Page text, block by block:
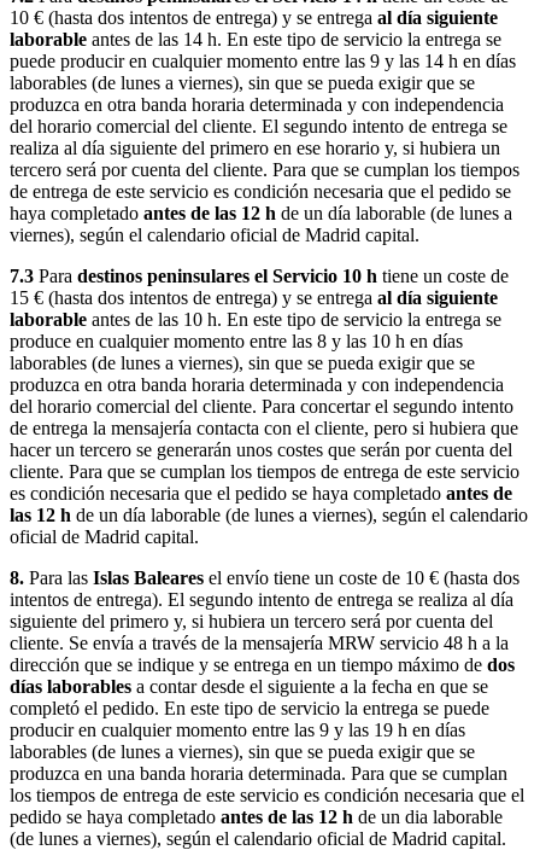
10 € (hasta dos intentos de entrega) y se entrega al día siguiente
laborable antes de las 14 h. En este tipo de servicio la entrega se
puede producir en cualquier momento entre las 9 y las 14 h en días
laborables (de lunes a viernes), sin que se pueda exigir que se
produzca en otra banda horaria determinada y con independencia
del horario comercial del cliente. El segundo intento de entrega se
realiza al día siguiente del primero en ese horario y, si hubiera un
tercero será por cuenta del cliente. Para que se cumplan los tiempos
de entrega de este servicio es condición necesaria que el pedido se
haya completado antes de las 12 h de un día laborable (de lunes a
viernes), según el calendario oficial de Madrid capital.
7.3 Para destinos peninsulares el Servicio 10 h tiene un coste de
15 € (hasta dos intentos de entrega) y se entrega al día siguiente
laborable antes de las 10 h. En este tipo de servicio la entrega se
produce en cualquier momento entre las 8 y las 10 h en días
laborables (de lunes a viernes), sin que se pueda exigir que se
produzca en otra banda horaria determinada y con independencia
del horario comercial del cliente. Para concertar el segundo intento
de entrega la mensajería contacta con el cliente, pero si hubiera que
hacer un tercero se generarán unos costes que serán por cuenta del
cliente. Para que se cumplan los tiempos de entrega de este servicio
es condición necesaria que el pedido se haya completado antes de
las 12 h de un día laborable (de lunes a viernes), según el calendario
oficial de Madrid capital.
8. Para las Islas Baleares el envío tiene un coste de 10 € (hasta dos
intentos de entrega). El segundo intento de entrega se realiza al día
siguiente del primero y, si hubiera un tercero será por cuenta del
cliente. Se envía a través de la mensajería MRW servicio 48 h a la
dirección que se indique y se entrega en un tiempo máximo de dos
días laborables a contar desde el siguiente a la fecha en que se
completó el pedido. En este tipo de servicio la entrega se puede
producir en cualquier momento entre las 9 y las 19 h en días
laborables (de lunes a viernes), sin que se pueda exigir que se
produzca en una banda horaria determinada. Para que se cumplan
los tiempos de entrega de este servicio es condición necesaria que el
pedido se haya completado antes de las 12 h de un dia laborable
(de lunes a viernes), según el calendario oficial de Madrid capital.